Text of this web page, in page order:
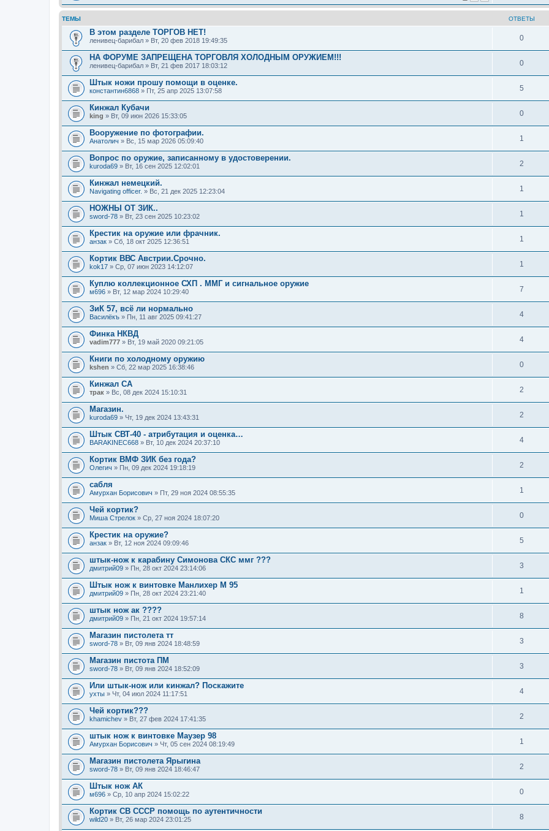
ТЕМЫ ОТВЕТЫ
В этом разделе ТОРГОВ НЕТ!
ленивец-барибал » Вт, 20 фев 2018 19:49:35 0
НА ФОРУМЕ ЗАПРЕЩЕНА ТОРГОВЛЯ ХОЛОДНЫМ ОРУЖИЕМ!!!
ленивец-барибал » Вт, 21 фев 2017 18:03:12 0
Штык ножи прошу помощи в оценке.
константин6868 » Пт, 25 апр 2025 13:07:58 5
Кинжал Кубачи
king » Вт, 09 июн 2026 15:33:05 0
Вооружение по фотографии.
Анатолич » Вс, 15 мар 2026 05:09:40 1
Вопрос по оружие, записанному в удостоверении.
kuroda69 » Вт, 16 сен 2025 12:02:01 2
Кинжал немецкий.
Navigating officer. » Вс, 21 дек 2025 12:23:04 1
НОЖНЫ ОТ ЗИК..
sword-78 » Вт, 23 сен 2025 10:23:02 1
Крестик на оружие или фрачник.
анзак » Сб, 18 окт 2025 12:36:51 1
Кортик ВВС Австрии.Срочно.
kok17 » Ср, 07 июн 2023 14:12:07 1
Куплю коллекционное СХП . ММГ и сигнальное оружие
м696 » Вт, 12 мар 2024 10:29:40 7
ЗиК 57, всё ли нормально
Василёкъ » Пн, 11 авг 2025 09:41:27 4
Финка НКВД
vadim777 » Вт, 19 май 2020 09:21:05 4
Книги по холодному оружию
kshen » Сб, 22 мар 2025 16:38:46 0
Кинжал СА
трак » Вс, 08 дек 2024 15:10:31 2
Магазин.
kuroda69 » Чт, 19 дек 2024 13:43:31 2
Штык СВТ-40 - атрибутация и оценка…
BARAKINEC668 » Вт, 10 дек 2024 20:37:10 4
Кортик ВМФ ЗИК без года?
Олегич » Пн, 09 дек 2024 19:18:19 2
сабля
Амурхан Борисович » Пт, 29 ноя 2024 08:55:35 1
Чей кортик?
Миша Стрелок » Ср, 27 ноя 2024 18:07:20 0
Крестик на оружие?
анзак » Вт, 12 ноя 2024 09:09:46 5
штык-нож к карабину Симонова СКС ммг ???
дмитрий09 » Пн, 28 окт 2024 23:14:06 3
Штык нож к винтовке Манлихер М 95
дмитрий09 » Пн, 28 окт 2024 23:21:40 1
штык нож ак ????
дмитрий09 » Пн, 21 окт 2024 19:57:14 8
Магазин пистолета тт
sword-78 » Вт, 09 янв 2024 18:48:59 3
Магазин пистота ПМ
sword-78 » Вт, 09 янв 2024 18:52:09 3
Или штык-нож или кинжал? Поскажите
ухты » Чт, 04 июл 2024 11:17:51 4
Чей кортик???
khamichev » Вт, 27 фев 2024 17:41:35 2
штык нож к винтовке Маузер 98
Амурхан Борисович » Чт, 05 сен 2024 08:19:49 1
Магазин пистолета Ярыгина
sword-78 » Вт, 09 янв 2024 18:46:47 2
Штык нож АК
м696 » Ср, 10 апр 2024 15:02:22 0
Кортик СВ СССР помощь по аутентичности
wild20 » Вт, 26 мар 2024 23:01:25 8